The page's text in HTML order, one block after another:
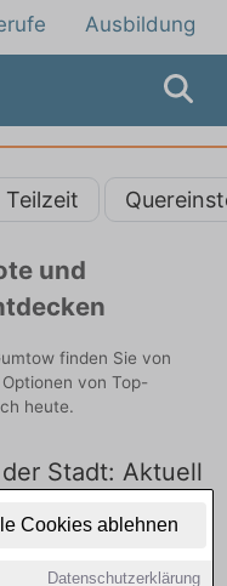
Cookies ablehnen
Datenschutzerklärung
Ausbildung
Teilzeit
und
finden Sie von
von Top-
heute.
Stadt: Aktuell
für Ausbildung